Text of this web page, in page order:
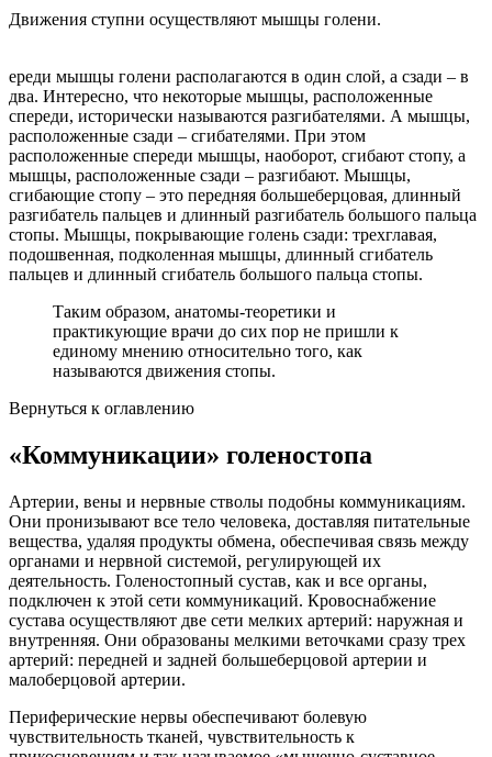
Движения ступни осуществляют мышцы голени.
ереди мышцы голени располагаются в один слой, а сзади – в
два. Интересно, что некоторые мышцы, расположенные
спереди, исторически называются разгибателями. А мышцы,
расположенные сзади – сгибателями. При этом
расположенные спереди мышцы, наоборот, сгибают стопу, а
мышцы, расположенные сзади – разгибают. Мышцы,
сгибающие стопу – это передняя большеберцовая, длинный
разгибатель пальцев и длинный разгибатель большого пальца
стопы. Мышцы, покрывающие голень сзади: трехглавая,
подошвенная, подколенная мышцы, длинный сгибатель
пальцев и длинный сгибатель большого пальца стопы.
Таким образом, анатомы-теоретики и
практикующие врачи до сих пор не пришли к
единому мнению относительно того, как
называются движения стопы.
Вернуться к оглавлению
«Коммуникации» голеностопа
Артерии, вены и нервные стволы подобны коммуникациям.
Они пронизывают все тело человека, доставляя питательные
вещества, удаляя продукты обмена, обеспечивая связь между
органами и нервной системой, регулирующей их
деятельность. Голеностопный сустав, как и все органы,
подключен к этой сети коммуникаций. Кровоснабжение
сустава осуществляют две сети мелких артерий: наружная и
внутренняя. Они образованы мелкими веточками сразу трех
артерий: передней и задней большеберцовой артерии и
малоберцовой артерии.
Периферические нервы обеспечивают болевую
чувствительность тканей, чувствительность к